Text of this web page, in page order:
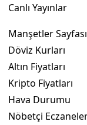
Canlı Yayınlar
Manşetler Sayfası
Döviz Kurları
Altın Fiyatları
Kripto Fiyatları
Hava Durumu
Nöbetçi